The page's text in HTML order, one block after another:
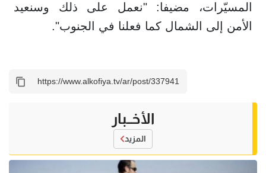
المسيّرات، مضيفا: "نعمل على ذلك وسنعيد
الأمن إلى الشمال كما فعلنا في الجنوب".
الأخــبار
المزيد